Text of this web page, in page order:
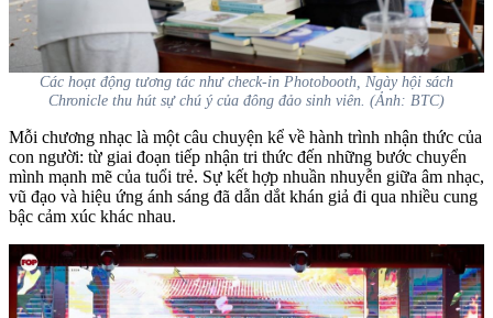
Các hoạt động tương tác như check-in Photobooth, Ngày hội sách
Chronicle thu hút sự chú ý của đông đảo sinh viên. (Ảnh: BTC)
Mỗi chương nhạc là một câu chuyện kể về hành trình nhận thức của
con người: từ giai đoạn tiếp nhận tri thức đến những bước chuyển
mình mạnh mẽ của tuổi trẻ. Sự kết hợp nhuần nhuyễn giữa âm nhạc,
vũ đạo và hiệu ứng ánh sáng đã dẫn dắt khán giả đi qua nhiều cung
bậc cảm xúc khác nhau.